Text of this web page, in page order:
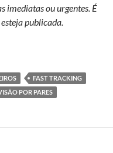
imediatas ou urgentes. É
publicada.
para levar
FAST TRACKING
POR PARES